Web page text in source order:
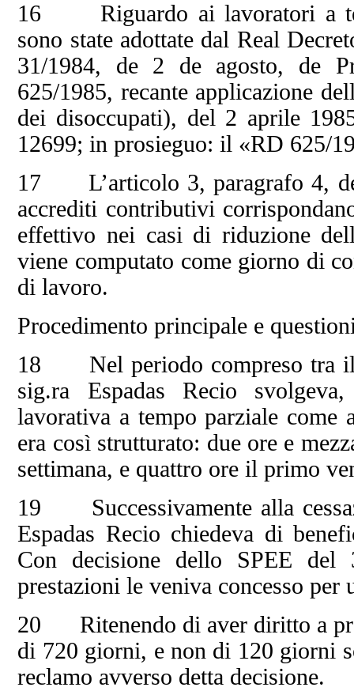
16 Riguardo ai lavoratori a
sono state adottate dal Real
31/1984, de 2 de agosto, de
625/1985, recante applicazione
dei disoccupati), del 2 aprile
12699; in prosieguo: il «RD 625/
17 L’articolo 3, paragrafo 4,
accrediti contributivi
effettivo nei casi di riduzione
viene computato come giorno di
di lavoro.
Procedimento principale e
18 Nel periodo compreso tra il
sig.ra Espadas Recio
lavorativa a tempo parziale
era così strutturato: due ore e
settimana, e quattro ore il primo
19 Successivamente alla
Espadas Recio chiedeva di
Con decisione dello SPEE
prestazioni le veniva concesso
20 Ritenendo di aver diritto a
di 720 giorni, e non di 120 giorni
reclamo avverso detta decisione.